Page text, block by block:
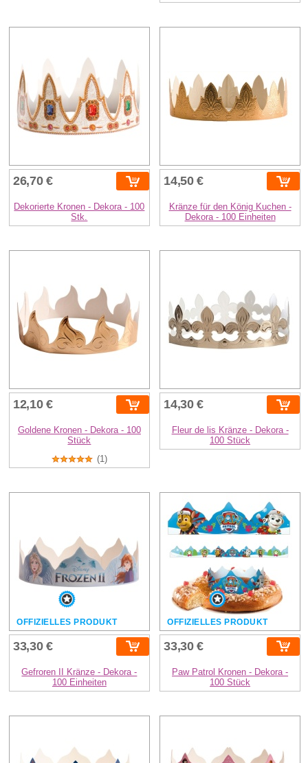
26,70 €
Dekorierte Kronen - Dekora - 100
Stk.
14,50 €
Kränze für den König Kuchen -
Dekora - 100 Einheiten
12,10 €
Goldene Kronen - Dekora - 100
Stück
(1)
14,30 €
Fleur de lis Kränze - Dekora -
100 Stück
OFFIZIELLES PRODUKT
33,30 €
Gefroren II Kränze - Dekora -
100 Einheiten
OFFIZIELLES PRODUKT
33,30 €
Paw Patrol Kronen - Dekora -
100 Stück